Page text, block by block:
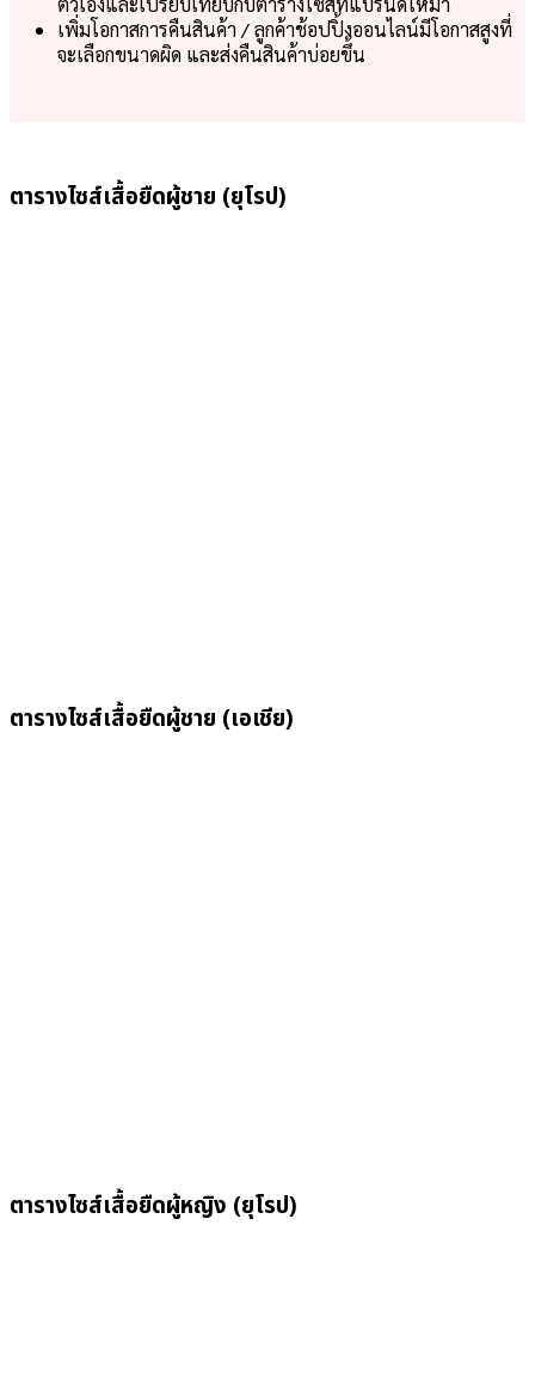
เพิ่มโอกาสการคืนสินค้า / ลูกค้าช้อปปิ้งออนไลน์มีโอกาสสูงที่
จะเลือกขนาดผิด และส่งคืนสินค้าบ่อยขึ้น
ตารางไซส์เสื้อยืดผู้ชาย (ยุโรป)
ตารางไซส์เสื้อยืดผู้ชาย (เอเชีย)
ตารางไซส์เสื้อยืดผู้หญิง (ยุโรป)